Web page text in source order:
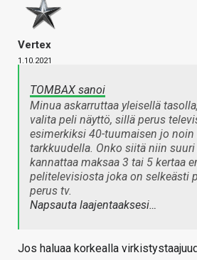
Vertex
1.10.2021
TOMBAX sanoi
Minua askarruttaa yleisellä
valita peli näyttö, sillä perus
esimerkiksi 40-tuumaisen jo
tarkkuudella. Onko siitä niin
kannattaa maksaa 3 tai 5 kertaa
pelitelevisiosta joka on selkeästi
perus tv.
Napsauta laajentaaksesi…
Jos haluaa korkealla